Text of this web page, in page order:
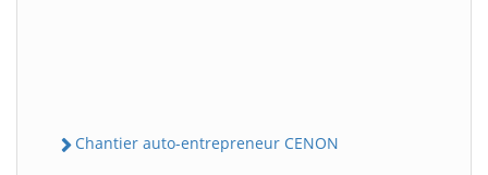
Chantier auto-entrepreneur CENON